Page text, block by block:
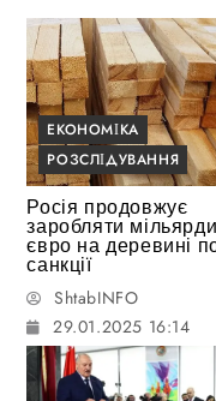
ЕКОНОМІКА
РОЗСЛІДУВАННЯ
Росія продовжує
заробляти мільярди
євро на деревині
санкції
ShtabINFO
29.01.2025 16:14